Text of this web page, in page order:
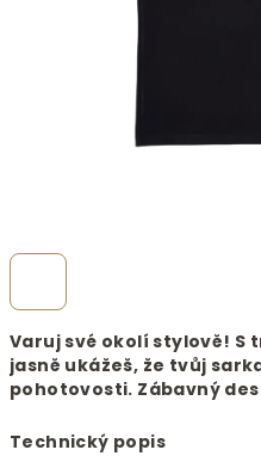
Varuj své okolí stylově! S
jasně ukážeš, že tvůj
pohotovosti. Zábavný
Technický popis